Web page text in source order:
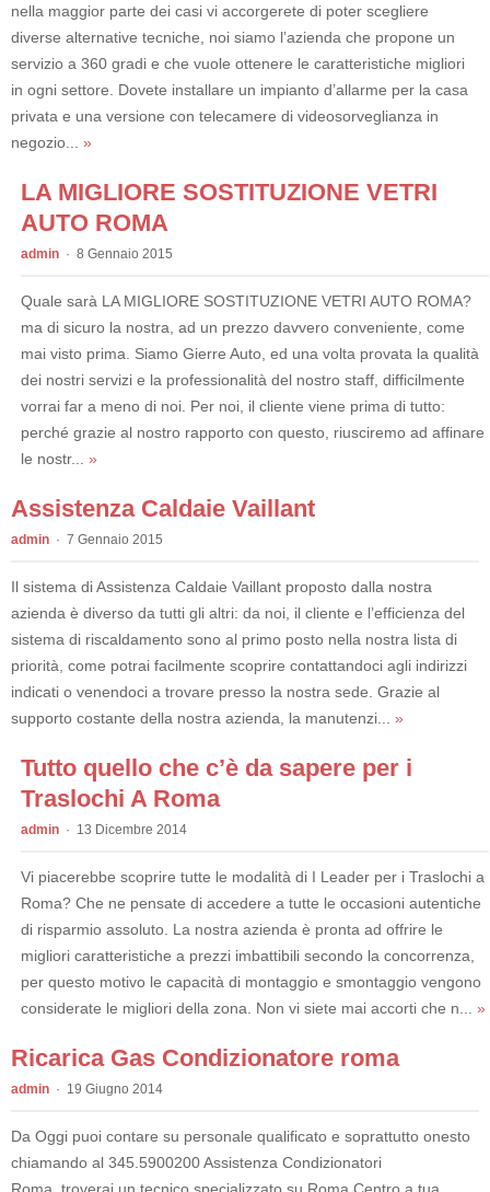
nella maggior parte dei casi vi accorgerete di poter scegliere
diverse alternative tecniche, noi siamo l’azienda che propone un
servizio a 360 gradi e che vuole ottenere le caratteristiche migliori
in ogni settore. Dovete installare un impianto d’allarme per la casa
privata e una versione con telecamere di videosorveglianza in
negozio... »
LA MIGLIORE SOSTITUZIONE VETRI
AUTO ROMA
admin 8 Gennaio 2015
Quale sarà LA MIGLIORE SOSTITUZIONE VETRI AUTO ROMA?
ma di sicuro la nostra, ad un prezzo davvero conveniente, come
mai visto prima. Siamo Gierre Auto, ed una volta provata la qualità
dei nostri servizi e la professionalità del nostro staff, difficilmente
vorrai far a meno di noi. Per noi, il cliente viene prima di tutto:
perché grazie al nostro rapporto con questo, riusciremo ad affinare
le nostr... »
Assistenza Caldaie Vaillant
admin 7 Gennaio 2015
Il sistema di Assistenza Caldaie Vaillant proposto dalla nostra
azienda è diverso da tutti gli altri: da noi, il cliente e l’efficienza del
sistema di riscaldamento sono al primo posto nella nostra lista di
priorità, come potrai facilmente scoprire contattandoci agli indirizzi
indicati o venendoci a trovare presso la nostra sede. Grazie al
supporto costante della nostra azienda, la manutenzi... »
Tutto quello che c’è da sapere per i
Traslochi A Roma
admin 13 Dicembre 2014
Vi piacerebbe scoprire tutte le modalità di I Leader per i Traslochi a
Roma? Che ne pensate di accedere a tutte le occasioni autentiche
di risparmio assoluto. La nostra azienda è pronta ad offrire le
migliori caratteristiche a prezzi imbattibili secondo la concorrenza,
per questo motivo le capacità di montaggio e smontaggio vengono
considerate le migliori della zona. Non vi siete mai accorti che n... »
Ricarica Gas Condizionatore roma
admin 19 Giugno 2014
Da Oggi puoi contare su personale qualificato e soprattutto onesto
chiamando al 345.5900200 Assistenza Condizionatori